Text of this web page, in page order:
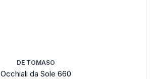
DE TOMASO
Occhiali da Sole 660